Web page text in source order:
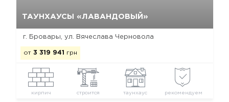
ТАУНХАУСЫ «ЛАВАНДОВЫЙ»
г. Бровары, ул. Вячеслава Черновола
от 3 319 941 грн
кирпич строится таунхаус рекомендуем